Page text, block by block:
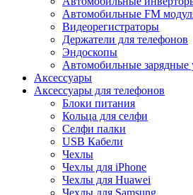
Автомобильные FM
Видеорегистраторы
Держатели для телефонов
Эндоскопы
Автомобильные зарядные
Аксессуары
Аксессуары для телефонов
Блоки питания
Кольца для селфи
Селфи палки
USB Кабели
Чехлы
Чехлы для iPhone
Чехлы для Huawei
Чехлы для Samsung